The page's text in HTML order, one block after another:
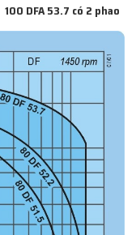
100 DFA 53.7 có 2 phao